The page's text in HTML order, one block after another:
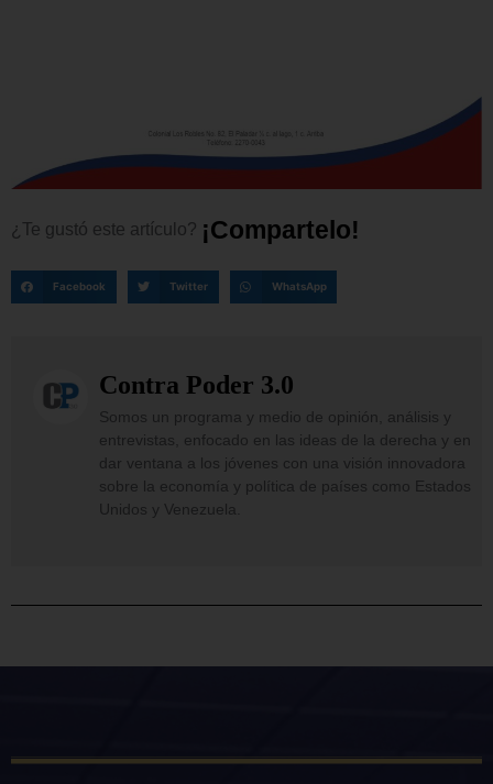
¿Te gustó este artículo? ¡Comparte o!
Facebook Twitter WhatsApp
Contra Poder 3.0
Somos un programa y medio de opinión, análisis y
entrevistas, enfocado en las ideas de la derecha y en
dar ventana a los jóvenes con una visión innovadora
sobre la economía y política de países como Estados
Unidos y Venezuela.